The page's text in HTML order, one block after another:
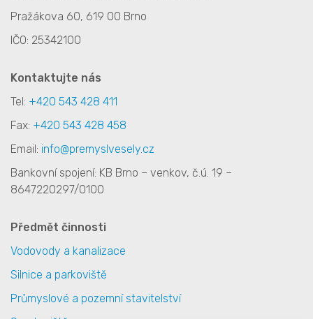
Pražákova 60, 619 00 Brno
IČO: 25342100
Kontaktujte nás
Tel: +420 543 428 411
Fax: +420 543 428 458
Email: info@premyslvesely.cz
Bankovní spojení: KB Brno – venkov, č.ú. 19 –
8647220297/0100
Předmět činnosti
Vodovody a kanalizace
Silnice a parkoviště
Průmyslové a pozemní stavitelství